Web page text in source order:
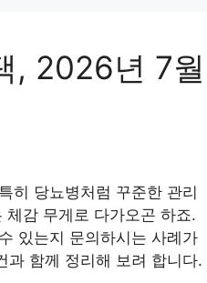
, 2026년 7월
히 당뇨병처럼 꾸준한 관리
감 무게로 다가오곤 하죠.
있는지 문의하시는 사례가
과 함께 정리해 보려 합니다.